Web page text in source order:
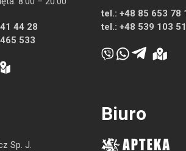
44 28
533
tel.: +48 85 653 78
tel.: +48 539 103
Sp. J.
Biuro